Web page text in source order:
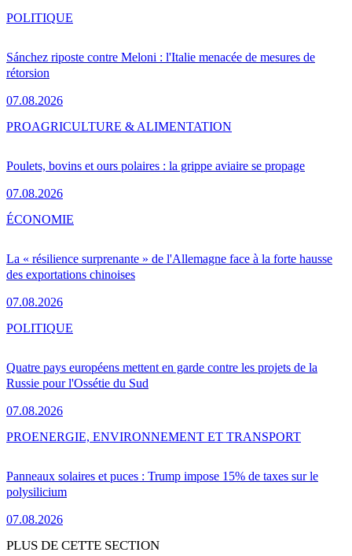
Sánchez riposte contre Meloni : l'Italie menacée de mesures de
rétorsion
07.08.2026
POLITIQUE
Poulets, bovins et ours polaires : la grippe aviaire se propage
07.08.2026
PROAGRICULTURE & ALIMENTATION
La « résilience surprenante » de l'Allemagne face à la forte hausse
des exportations chinoises
07.08.2026
ÉCONOMIE
Quatre pays européens mettent en garde contre les projets de la
Russie pour l'Ossétie du Sud
07.08.2026
POLITIQUE
Panneaux solaires et puces : Trump impose 15% de taxes sur le
polysilicium
07.08.2026
PROENERGIE, ENVIRONNEMENT ET TRANSPORT
PLUS DE CETTE SECTION